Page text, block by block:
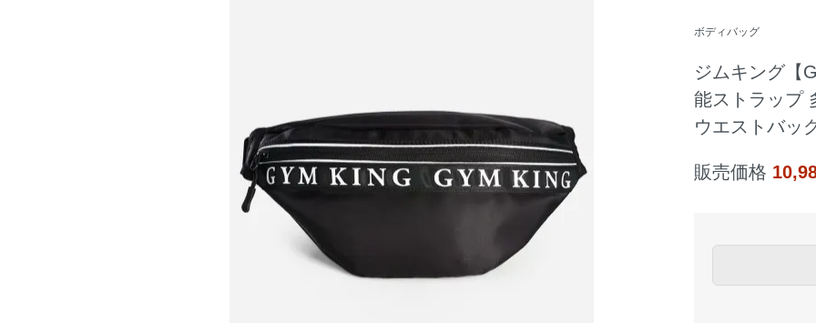
ボディバッグ
ジムキング【
能ストラップ
ウエストバッ
販売価格